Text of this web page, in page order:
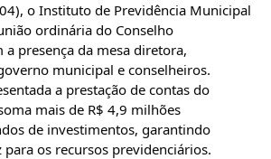
o Instituto de Previdência Municipal
ordinária do Conselho
a presença da mesa diretora,
municipal e conselheiros.
a prestação de contas do
mais de R$ 4,9 milhões
de investimentos, garantindo
para os recursos previdenciários.